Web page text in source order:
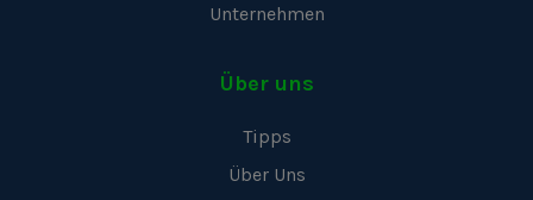
Unternehmen
Über uns
Tipps
Über Uns